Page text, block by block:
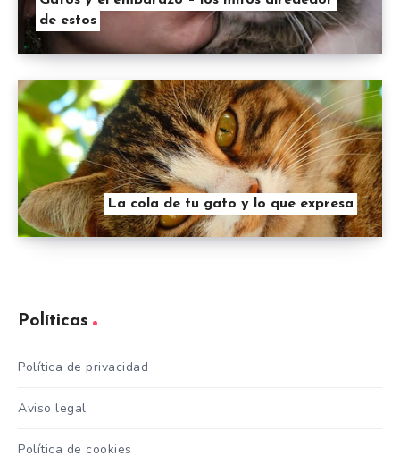
de estos
La cola de tu gato y lo que expresa
Políticas
Política de privacidad
Aviso legal
Política de cookies